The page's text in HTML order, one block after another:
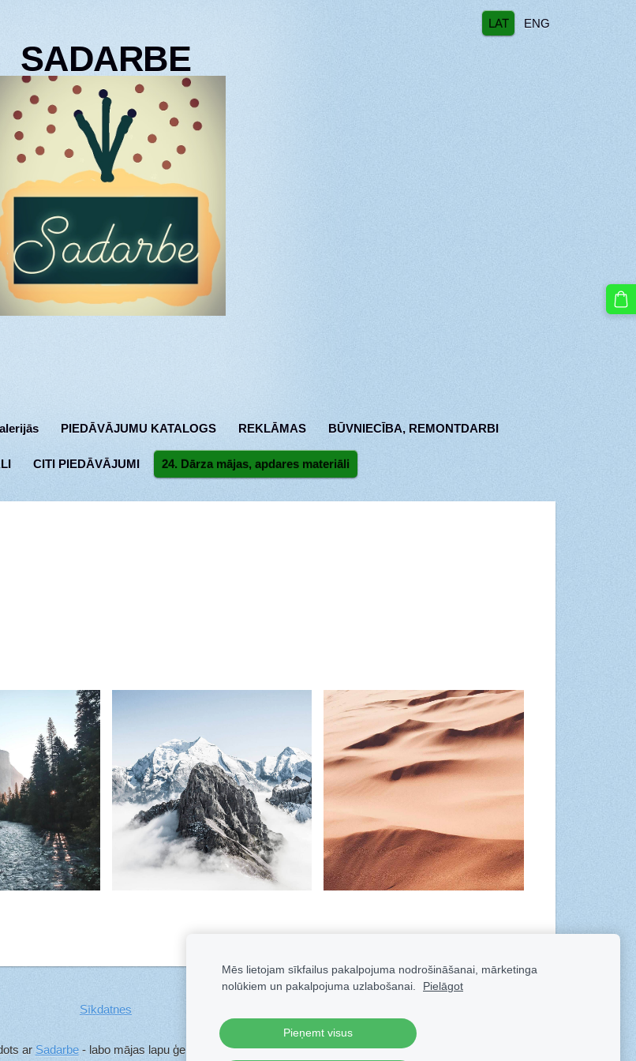
SADARBE
PIEDĀVĀJUMU KATALOGS REKLĀMAS BŪVNIECĪBA, REMONTDARBI
CITI PIEDĀVĀJUMI 24. Dārza mājas, apdares materiāli
LAT ENG
Sīkdatnes
ar Sadarbe- labo mājas lapu ģeneratoru.
Mēs lietojam sīkfailus pakalpojuma nodrošināšanai, mārketinga
nolūkiem un pakalpojuma uzlabošanai.
Pielāgot
Pieņemt visus